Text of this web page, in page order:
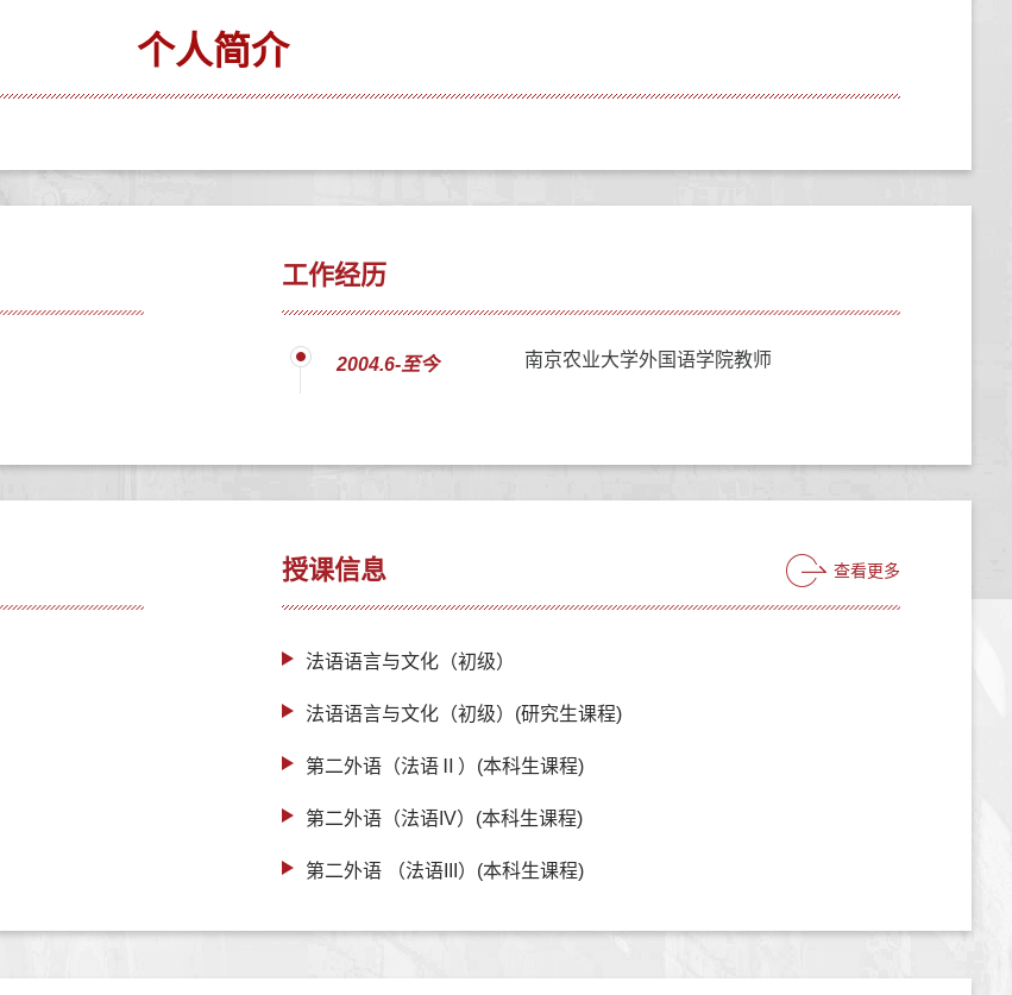
个人简介
工作经历
2004.6-至今 南京农业大学外国语学院教师
授课信息 查看更多
法语语言与文化（初级）
法语语言与文化（初级）(研究生课程)
第二外语（法语Ⅱ）(本科生课程)
第二外语（法语IV）(本科生课程)
第二外语 （法语III）(本科生课程)